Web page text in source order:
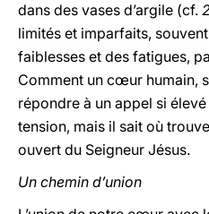
dans des vases d’argile (cf.
limités et imparfaits,
faiblesses et des fatigues,
Comment un cœur humain,
répondre à un appel si
tension, mais il sait où
ouvert du Seigneur Jésus.
Un chemin d’union